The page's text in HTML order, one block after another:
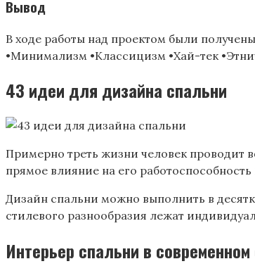
Вывод
В ходе работы над проектом были
•Минимализм •Классицизм •Хай-тек
43 идеи для дизайна спальни
Примерно треть жизни человек проводит
прямое влияние на его
Дизайн спальни можно выполнить в
стилевого разнообразия лежат
Интерьер спальни в